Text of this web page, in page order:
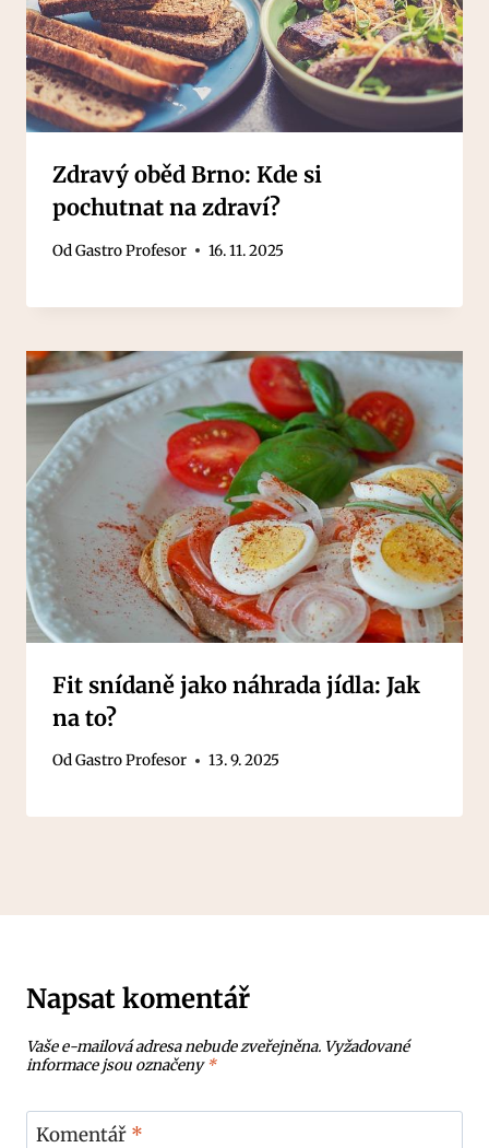
Zdravý oběd Brno: Kde si
pochutnat na zdraví?
OdGastro Profesor 16. 11. 2025
Fit snídaně jako náhrada jídla: Jak
na to?
OdGastro Profesor 13. 9. 2025
Napsat komentář
Vaše e-mailová adresa nebude zveřejněna. Vyžadované
informace jsou označeny*
Komentář *